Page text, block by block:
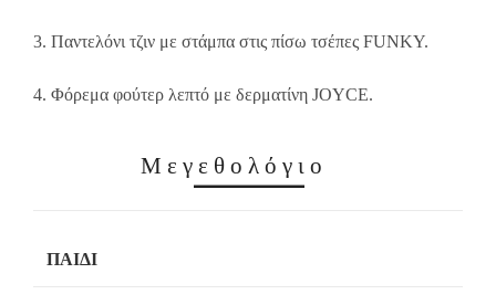
3. Παντελόνι τζιν με στάμπα στις πίσω τσέπες FUNKY.
4. Φόρεμα φούτερ λεπτό με δερματίνη JOYCE.
Μεγεθολόγιο
ΠΑΙΔΊ